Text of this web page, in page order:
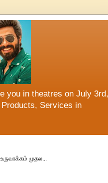
you in theatres on July 3rd,
Services in
முதல...